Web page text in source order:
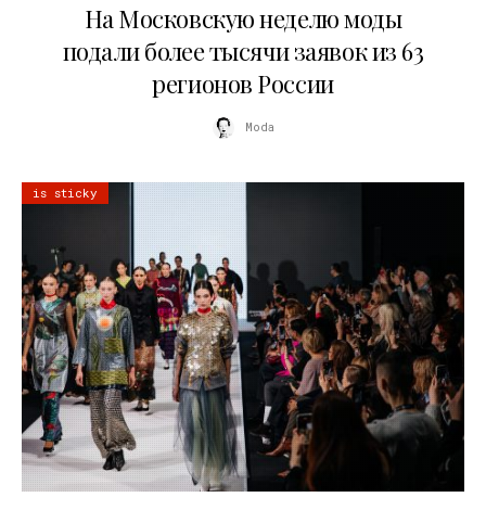
На Московскую неделю моды
подали более тысячи заявок из 63
регионов России
Moda
is sticky